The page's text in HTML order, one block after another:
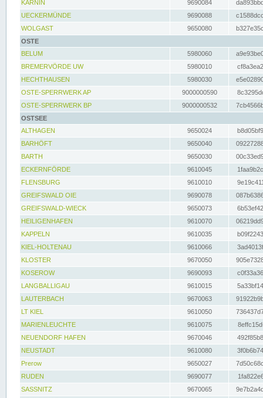
KARNIN
9690084
UECKERMÜNDE
9690088
WOLGAST
9650080
OSTE
BELUM
5980060
BREMERVÖRDE UW
5980010
HECHTHAUSEN
5980030
OSTE-SPERRWERK AP
9000000590
OSTE-SPERRWERK BP
9000000532
OSTSEE
ALTHAGEN
9650024
BARHÖFT
9650040
BARTH
9650030
ECKERNFÖRDE
9610045
FLENSBURG
9610010
GREIFSWALD OIE
9690078
GREIFSWALD-WIECK
9650073
HEILIGENHAFEN
9610070
KAPPELN
9610035
KIEL-HOLTENAU
9610066
KLOSTER
9670050
KOSEROW
9690093
LANGBALLIGAU
9610015
LAUTERBACH
9670063
LT KIEL
9610050
MARIENLEUCHTE
9610075
NEUENDORF HAFEN
9670046
NEUSTADT
9610080
Prerow
9650027
RUDEN
9690077
SASSNITZ
9670065